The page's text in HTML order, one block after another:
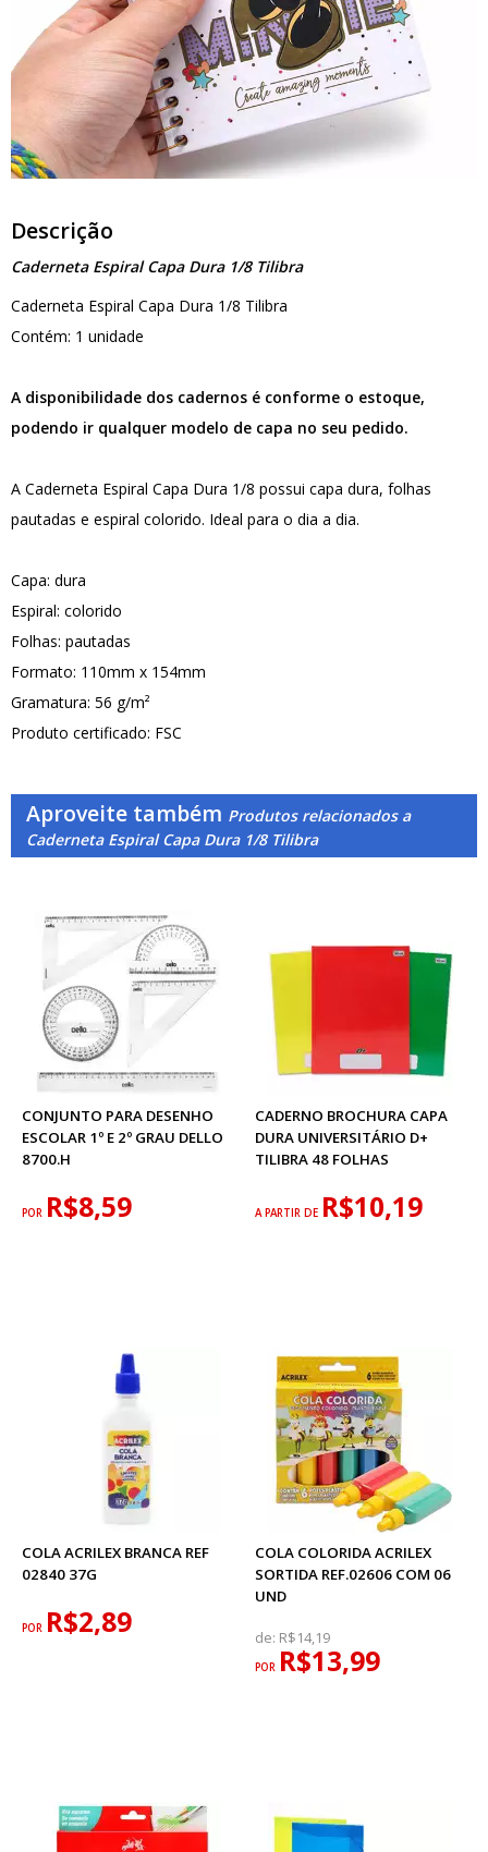
Descrição
Caderneta Espiral Capa Dura 1/8 Tilibra
Caderneta Espiral Capa Dura 1/8 Tilibra
Contém: 1 unidade
A disponibilidade dos cadernos é conforme o estoque,
podendo ir qualquer modelo de capa no seu pedido.
A Caderneta Espiral Capa Dura 1/8 possui capa dura, folhas
pautadas e espiral colorido. Ideal para o dia a dia.
Capa: dura
Espiral: colorido
Folhas: pautadas
Formato: 110mm x 154mm
Gramatura: 56 g/m²
Produto certificado: FSC
Aproveite também Produtos relacionados a
Caderneta Espiral Capa Dura 1/8 Tilibra
CONJUNTO PARA DESENHO
ESCOLAR 1º E 2º GRAU DELLO
8700.H
POR R$8,59
CADERNO BROCHURA CAPA
DURA UNIVERSITÁRIO D+
TILIBRA 48 FOLHAS
A PARTIR DE R$10,19
COLA ACRILEX BRANCA REF
02840 37G
POR R$2,89
COLA COLORIDA ACRILEX
SORTIDA REF.02606 COM 06
UND
de: R$14,19
POR R$13,99